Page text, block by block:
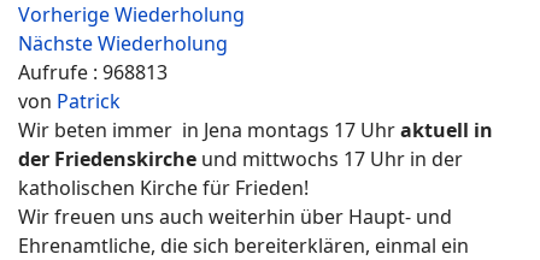
Vorherige Wiederholung
Nächste Wiederholung
Aufrufe : 968813
von Patrick
Wir beten immer in Jena montags 17 Uhraktuell in
der Friedenskirche und mittwochs 17 Uhr in der
katholischen Kirche für Frieden!
Wir freuen uns auch weiterhin über Haupt- und
Ehrenamtliche, die sich bereiterklären, einmal ein